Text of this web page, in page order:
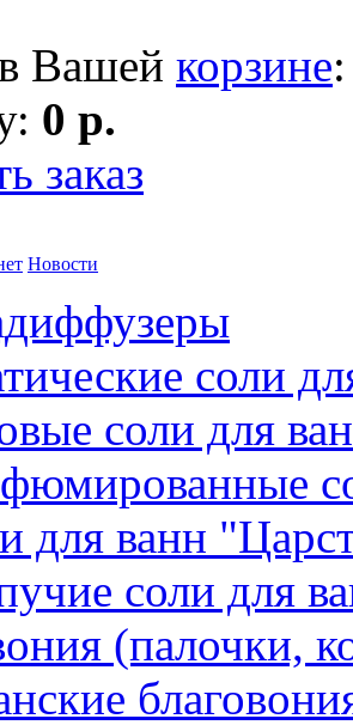
Вашей корзине
0 р.
заказ
Новости
соли
соли для
для ванн
соли для
(палочки,